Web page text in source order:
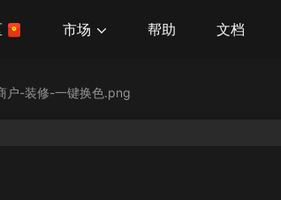
市场 帮助 文档
户-装修-一键换色.png